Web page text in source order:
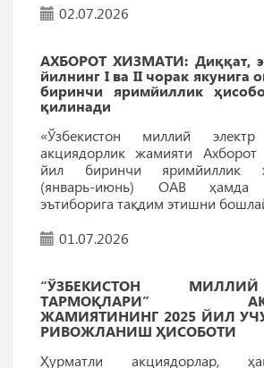
02.07.2026
АХБОРОТ ХИЗМАТИ: Диққат,
йилнинг I ва II чорак якунига
биринчи яримйиллик
қилинади
«Ўзбекистон миллий электр
акциядорлик жамияти
йил биринчи яримйиллик
(январь-июнь) ОАВ ҳамда
эътиборига тақдим этишни
01.07.2026
“ЎЗБЕКИСТОН
ТАРМОҚЛАРИ”
ЖАМИЯТИНИНГ 2025 ЙИЛ
РИВОЖЛАНИШ ҲИСОБОТИ
Ҳурматли акциядорлар,